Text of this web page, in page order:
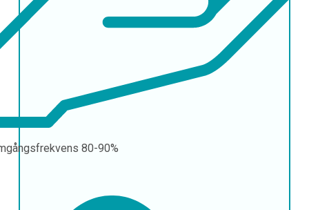
80-90%